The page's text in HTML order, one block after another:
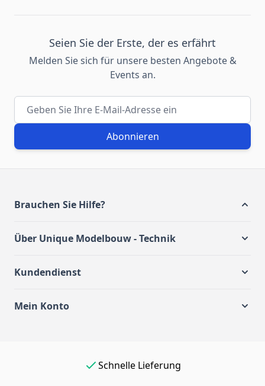
Seien Sie der Erste, der es erfährt
Melden Sie sich für unsere besten Angebote &
Events an.
E-Mail-Adresse
Abonnieren
Brauchen Sie Hilfe?
Über Unique Modelbouw - Technik
Kundendienst
Mein Konto
Einfach online bezahlen